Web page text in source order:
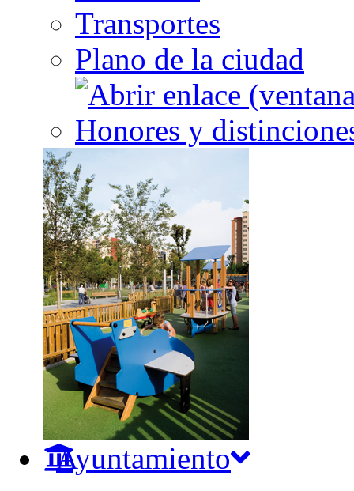
Transportes
Plano de la ciudad
Honores y
Ayuntamiento